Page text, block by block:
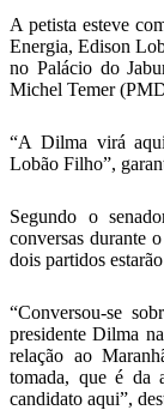
A petista esteve
Energia, Edison
no Palácio do
Michel Temer
“A Dilma virá
Lobão Filho”,
Segundo o
conversas durante
dois partidos
“Conversou-se
presidente Dilma
relação ao
tomada, que é da
candidato aqui”,